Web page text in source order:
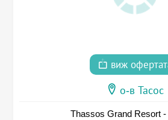
виж
о-в Тасос
Thassos Grand Resort -